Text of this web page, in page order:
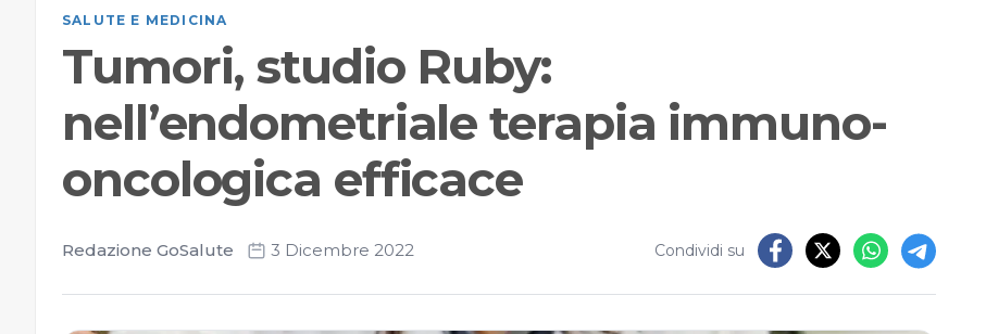
SALUTE E MEDICINA
Tumori, studio Ruby:
nell’endometriale terapia immuno-
oncologica efficace
Redazione GoSalute 3 Dicembre 2022 Condividi su